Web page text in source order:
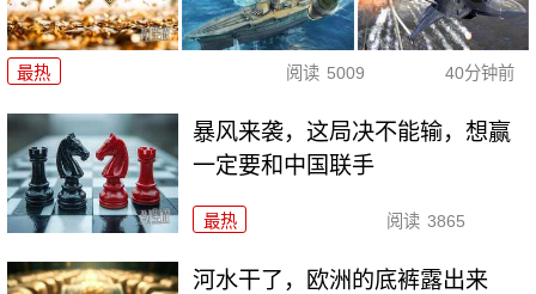
最热 阅读 5009 40分钟前
暴风来袭，这局决不能输，想赢
一定要和中国联手
最热 阅读 3865
河水干了，欧洲的底裤露出来